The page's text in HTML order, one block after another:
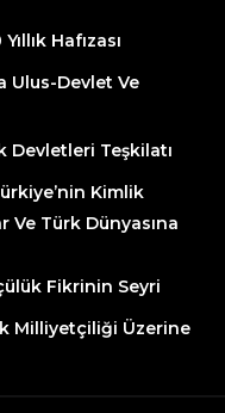
Hafızası
Ulus-Devlet Ve
Devletleri Teşkilatı
Kimlik
Ve Türk Dünyasına
Fikrinin Seyri
Milliyetçiliği Üzerine